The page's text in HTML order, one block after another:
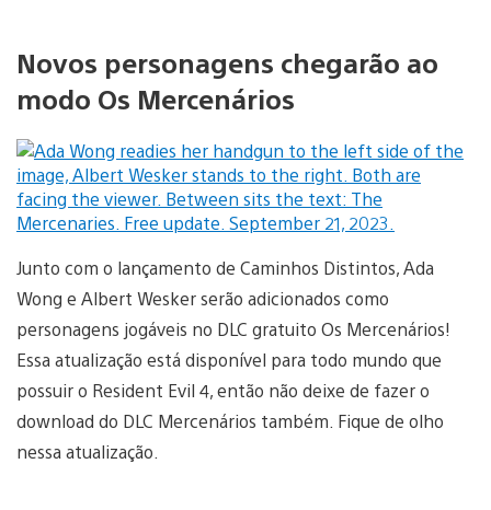
Novos personagens chegarão ao
modo Os Mercenários
Junto com o lançamento de Caminhos Distintos, Ada
Wong e Albert Wesker serão adicionados como
personagens jogáveis no DLC gratuito Os Mercenários!
Essa atualização está disponível para todo mundo que
possuir o Resident Evil 4, então não deixe de fazer o
download do DLC Mercenários também. Fique de olho
nessa atualização.